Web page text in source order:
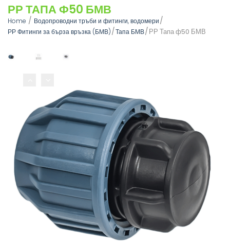
РР ТАПА Ф50 БМВ
Home
Водопроводни тръби и фитинги, водомери
РР Фитинги за бърза връзка (БМВ) Тапа БМВ РР Тапа ф50 БМВ